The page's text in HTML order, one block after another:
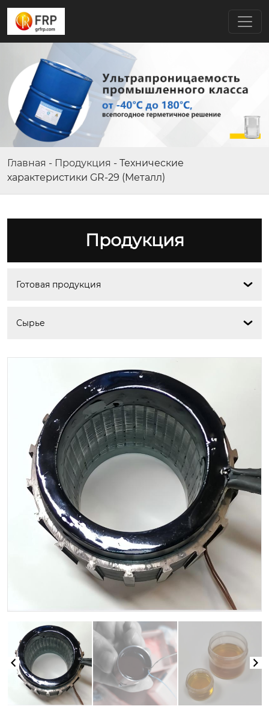
Главная - Продукция - Технические
характеристики GR-29 (Металл)
Продукция
Готовая продукция 
Сырье 